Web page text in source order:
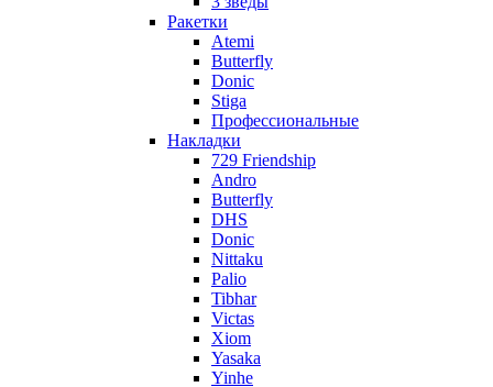
Ракетки
Atemi
Butterfly
Donic
Stiga
Профессиональные
Накладки
729 Friendship
Andro
Butterfly
DHS
Donic
Nittaku
Palio
Tibhar
Victas
Xiom
Yasaka
Yinhe